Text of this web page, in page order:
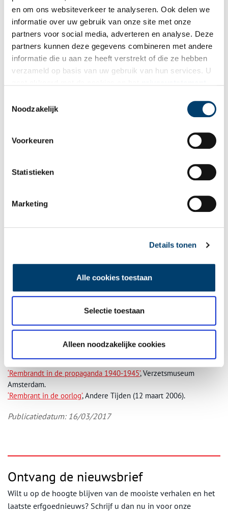
en om ons websiteverkeer te analyseren. Ook delen we
informatie over uw gebruik van onze site met onze
partners voor social media, adverteren en analyse. Deze
partners kunnen deze gegevens combineren met andere
informatie die u aan ze heeft verstrekt of die ze hebben
verzameld op basis van uw gebruik van hun services. U
Noodzakelijk
Voorkeuren
Statistieken
Marketing
Details tonen
Alle cookies toestaan
Selectie toestaan
Alleen noodzakelijke cookies
schilderijen van Rembrandt. In de drie maanden dat de
tentoonstelling staat, komen er 166.000 bezoekers op af.
Nederland krijgt zijn kunstschatten en nationale held weer terug.
De nazi’s hebben Rembrandt gezien als de belichaming van ‘dé
Germaan’ en buitten dat flink uit. Naast de bovengenoemde
Rembrandtvereringen is er nog een hele rits andere te noemen,
De Nachtwacht heeft tijdens de Tweede Wereldoorlog opborgen gelegen in de
Banninck Cocq (1642). Beeld: Rijksmuseum
Auteur:Lars van der Kooij
‘Rembrandt in de propaganda 1940-1945’, Verzetsmuseum
Amsterdam.
‘Rembrant in de oorlog’, Andere Tijden (12 maart 2006).
Publicatiedatum: 16/03/2017
Ontvang de nieuwsbrief
Wilt u op de hoogte blijven van de mooiste verhalen en het
laatste erfgoednieuws? Schrijf u dan nu in voor onze